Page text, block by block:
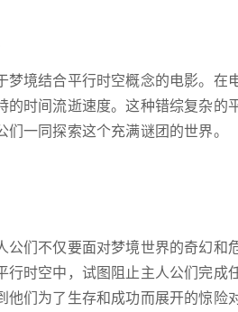
梦境结合平行时空概念的电影。
时间流逝速度。这种错综复杂的
一同探索这个充满谜团的世界。
们不仅要面对梦境世界的奇幻和
时空中，试图阻止主人公们完成
们为了生存和成功而展开的惊险